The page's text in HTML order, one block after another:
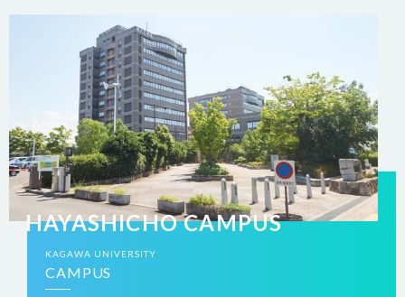
HAYASHICHO CAMPUS
KAGAWA UNIVERSITY
CAMPUS